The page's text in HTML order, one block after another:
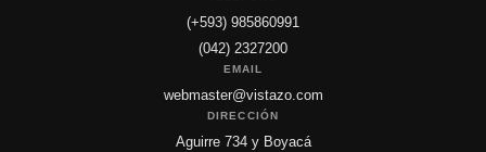
(+593) 985860991
(042) 2327200
EMAIL
webmaster@vistazo.com
DIRECCIÓN
Aguirre 734 y Boyacá